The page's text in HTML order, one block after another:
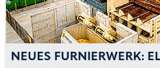
NEUES FURNIERWERK: